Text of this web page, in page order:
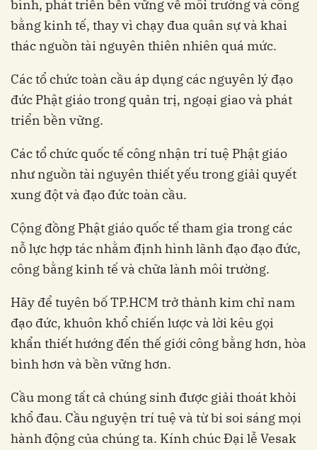
bình, phát triển bền vững về môi trường và công
bằng kinh tế, thay vì chạy đua quân sự và khai
thác nguồn tài nguyên thiên nhiên quá mức.
Các tổ chức toàn cầu áp dụng các nguyên lý đạo
đức Phật giáo trong quản trị, ngoại giao và phát
triển bền vững.
Các tổ chức quốc tế công nhận trí tuệ Phật giáo
như nguồn tài nguyên thiết yếu trong giải quyết
xung đột và đạo đức toàn cầu.
Cộng đồng Phật giáo quốc tế tham gia trong các
nỗ lực hợp tác nhằm định hình lãnh đạo đạo đức,
công bằng kinh tế và chữa lành môi trường.
Hãy để tuyên bố TP.HCM trở thành kim chỉ nam
đạo đức, khuôn khổ chiến lược và lời kêu gọi
khẩn thiết hướng đến thế giới công bằng hơn, hòa
bình hơn và bền vững hơn.
Cầu mong tất cả chúng sinh được giải thoát khỏi
khổ đau. Cầu nguyện trí tuệ và từ bi soi sáng mọi
hành động của chúng ta. Kính chúc Đại lễ Vesak